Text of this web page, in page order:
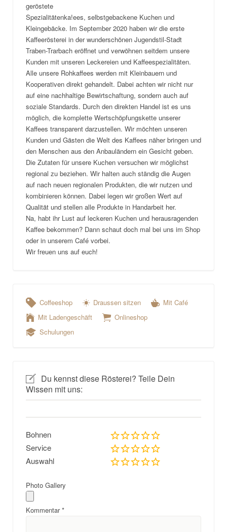
geröstete
Spezialitätenka!ees, selbstgebackene Kuchen und
Kleingebäcke. Im September 2020 haben wir die erste
Kaffeerösterei in der wunderschönen Jugendstil-Stadt
Traben-Trarbach eröffnet und verwöhnen seitdem unsere
Kunden mit unseren Leckereien und Kaffeespezialitäten.
Alle unsere Rohkaffees werden mit Kleinbauern und
Kooperativen direkt gehandelt. Dabei achten wir nicht nur
auf eine nachhaltige Bewirtschaftung, sondern auch auf
soziale Standards. Durch den direkten Handel ist es uns
möglich, die komplette Wertschöpfungskette unserer
Kaffees transparent darzustellen. Wir möchten unseren
Kunden und Gästen die Welt des Kaffees näher bringen und
den Menschen aus den Anbauländern ein Gesicht geben.
Die Zutaten für unsere Kuchen versuchen wir möglichst
regional zu beziehen. Wir halten auch ständig die Augen
auf nach neuen regionalen Produkten, die wir nutzen und
kombinieren können. Dabei legen wir großen Wert auf
Qualität und stellen alle Produkte in Handarbeit her.
Na, habt ihr Lust auf leckeren Kuchen und herausragenden
Kaffee bekommen? Dann schaut doch mal bei uns im Shop
oder in unserem Café vorbei.
Wir freuen uns auf euch!
Coffeeshop Draussen sitzen
Mit Café
Mit Ladengeschäft
Onlineshop
Schulungen
Du kennst diese Rösterei? Teile Dein
Wissen mit uns:
Bohnen
Service
Auswahl
Photo Gallery
Kommentar*